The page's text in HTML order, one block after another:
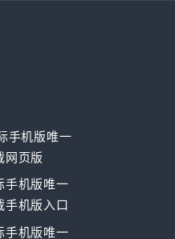
手机版唯一
网页版
手机版唯一
手机版入口
手机版唯一